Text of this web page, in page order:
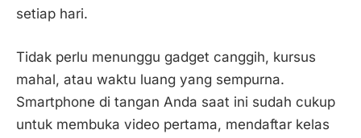
setiap hari.
Tidak perlu menunggu gadget canggih, kursus
mahal, atau waktu luang yang sempurna.
Smartphone di tangan Anda saat ini sudah cukup
untuk membuka video pertama, mendaftar kelas